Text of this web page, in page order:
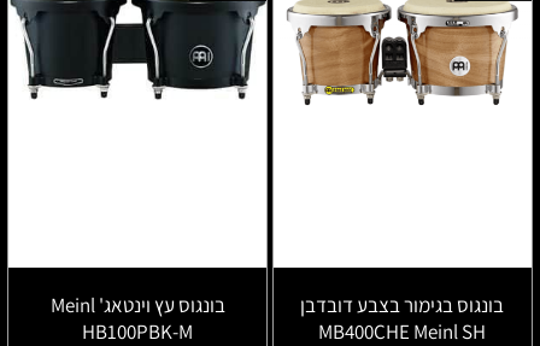
בונגוס בגימור בצבע דובדבן
MB400CHE Meinl SH
בונגוס עץ וינטאג' Meinl
HB100PBK-M